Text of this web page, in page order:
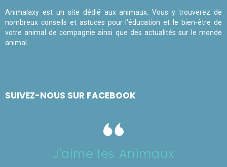
Animalaxy est un site dédié aux animaux. Vous y trouverez de
nombreux conseils et astuces pour l'éducation et le bien-être de
votre animal de compagnie ainsi que des actualités sur le monde
animal.
SUIVEZ-NOUS SUR FACEBOOK
J'aime les Animaux